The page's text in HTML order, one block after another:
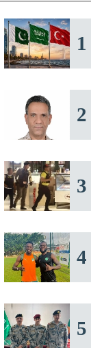
1
2
3
4
5